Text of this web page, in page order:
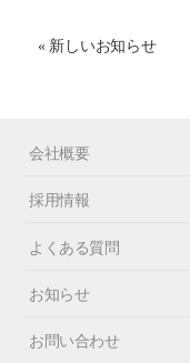
« 新しいお知らせ
会社概要
採用情報
よくある質問
お知らせ
お問い合わせ